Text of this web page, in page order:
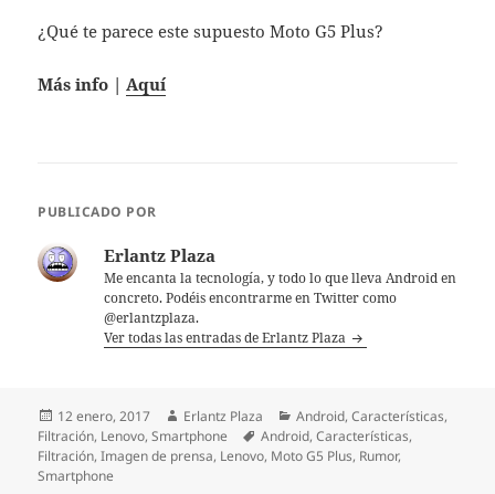
¿Qué te parece este supuesto Moto G5 Plus?
Más info |Aquí
PUBLICADO POR
Erlantz Plaza
Me encanta la tecnología, y todo lo que lleva Android en
concreto. Podéis encontrarme en Twitter como
@erlantzplaza.
Ver todas las entradas de Erlantz Plaza
Publicado
el
12 enero, 2017 Autor
Erlantz Plaza Categorías
Android,Características,
Filtración, Lenovo,Smartphone Etiquetas
Android,Características,
Filtración,Imagen de prensa, Lenovo, Moto G5 Plus, Rumor,
Smartphone